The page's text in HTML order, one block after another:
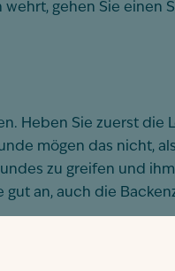
gehen Sie einen
Heben Sie zuerst die
mögen das nicht,
zu greifen und
an, auch die